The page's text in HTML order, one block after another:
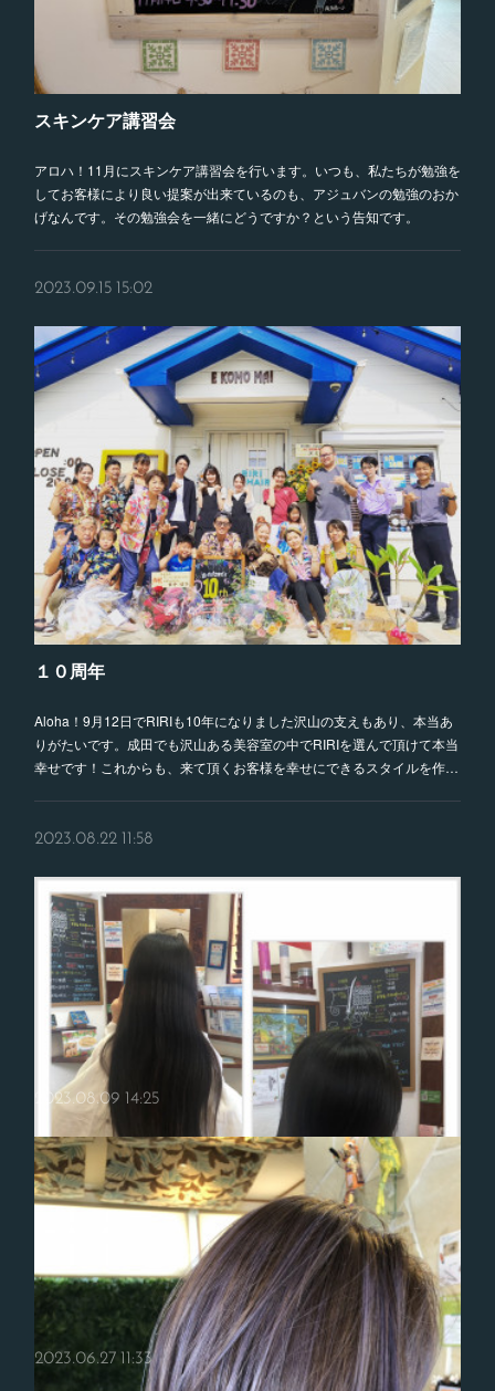
スキンケア講習会
アロハ！11月にスキンケア講習会を行います。いつも、私たちが勉強を
してお客様により良い提案が出来ているのも、アジュバンの勉強のおか
げなんです。その勉強会を一緒にどうですか？という告知です。
2023.09.15 15:02
１０周年
Aloha！9月12日でRIRIも10年になりました沢山の支えもあり、本当あ
りがたいです。成田でも沢山ある美容室の中でRIRIを選んで頂けて本当
幸せです！これからも、来て頂くお客様を幸せにできるスタイルを作…
2023.08.22 11:58
☆すっきりカットしたい方におすすめ☆
夏休みも後半戦突入ですね！みなさまいかがおすごしでしょうか？Ｒｉ
2023.08.09 14:25
2023.06.27 11:33